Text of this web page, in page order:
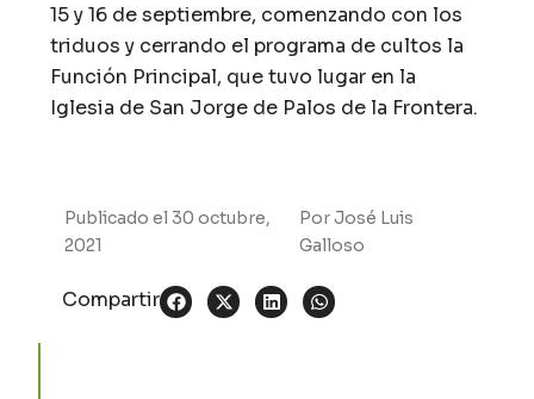
15 y 16 de septiembre, comenzando con los
triduos y cerrando el programa de cultos la
Función Principal, que tuvo lugar en la
Iglesia de San Jorge de Palos de la Frontera.
Publicado el 30 octubre,
2021
PorJosé Luis
Galloso
Compartir